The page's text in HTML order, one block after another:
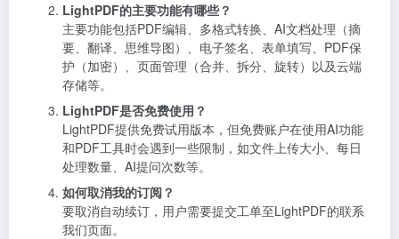
LightPDF的主要功能有哪些？
主要功能包括PDF编辑、多格式转换、AI文档处理（摘
要、翻译、思维导图）、电子签名、表单填写、PDF保
护（加密）、页面管理（合并、拆分、旋转）以及云端
存储等。
LightPDF是否免费使用？
LightPDF提供免费试用版本，但免费账户在使用AI功能
和PDF工具时会遇到一些限制，如文件上传大小、每日
处理数量、AI提问次数等。
如何取消我的订阅？
要取消自动续订，用户需要提交工单至LightPDF的联系
我们页面。